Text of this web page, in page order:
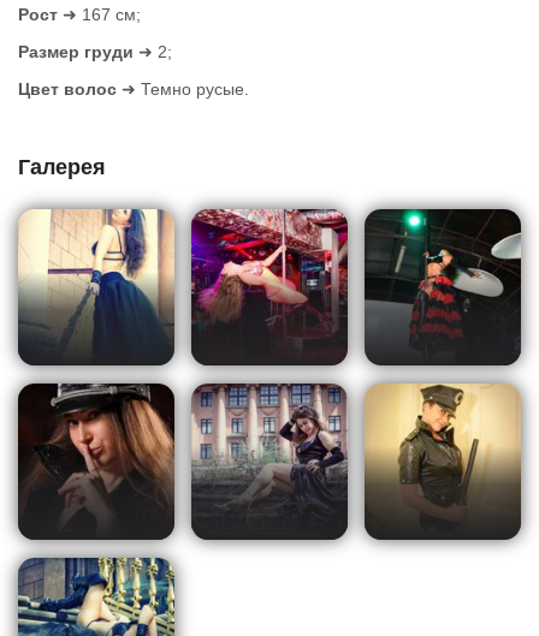
Рост ➜ 167 см;
Размер груди ➜ 2;
Цвет волос ➜ Темно русые.
Галерея